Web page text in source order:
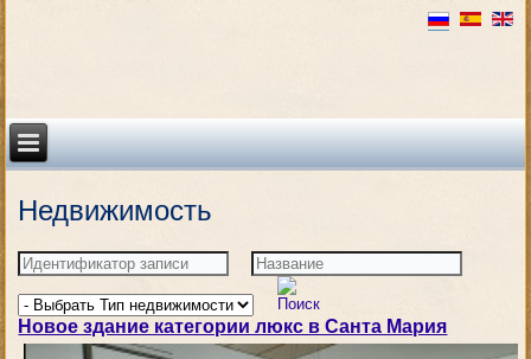
Недвижимость
Новое здание категории люкс в Санта Мария